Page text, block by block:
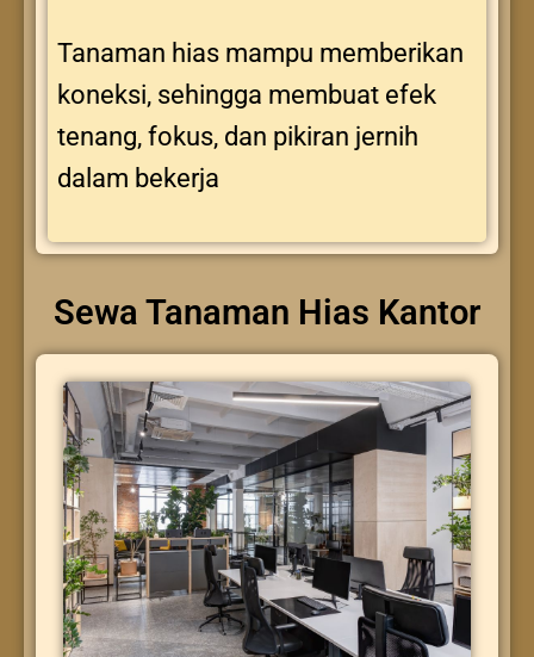
Tanaman hias mampu memberikan
koneksi, sehingga membuat efek
tenang, fokus, dan pikiran jernih
dalam bekerja
Sewa Tanaman Hias Kantor